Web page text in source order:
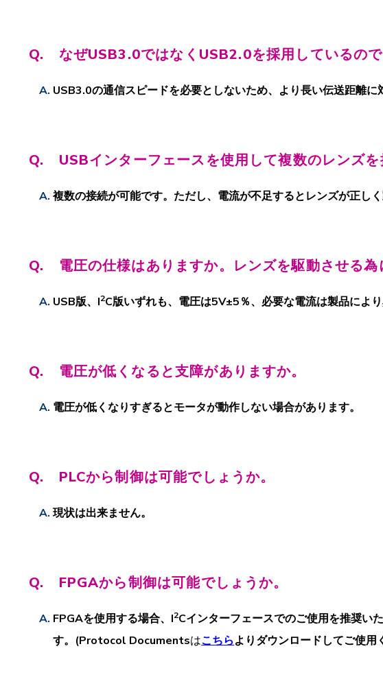
Q. なぜUSB3.0ではなくUSB2.0を採用しているので
USB3.0の通信スピードを必要としないため、より長い伝送距離に
Q. USBインターフェースを使用して複数のレンズを
複数の接続が可能です。ただし、電流が不足するとレンズが正し
Q. 電圧の仕様はありますか。 レンズを駆動させる為
USB版、I2C版いずれも、電圧は5V±5％、必要な電流は製品によ
Q. 電圧が低くなると支障がありますか。
電圧が低くなりすぎるとモータが動作しない場合があります。
Q. PLCから制御は可能でしょうか。
現状は出来ません。
Q. FPGAから制御は可能でしょうか。
FPGAを使用する場合、I2Cインターフェースでのご使用を推奨
す。(Protocol Documentsはこちらよりダウンロードしてご使用